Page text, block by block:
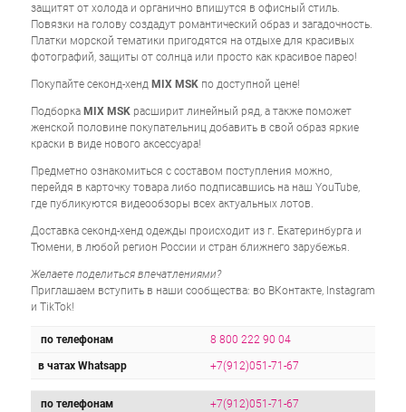
защитят от холода и органично впишутся в офисный стиль.
Повязки на голову создадут романтический образ и загадочность.
Платки морской тематики пригодятся на отдыхе для красивых
фотографий, защиты от солнца или просто как красивое парео!
Покупайте секонд-хенд MIX MSK по доступной цене!
Подборка MIX MSK расширит линейный ряд, а также поможет
женской половине покупательниц добавить в свой образ яркие
краски в виде нового аксессуара!
Предметно ознакомиться с составом поступления можно,
перейдя в карточку товара либо подписавшись на наш YouTube,
где публикуются видеообзоры всех актуальных лотов.
Доставка секонд-хенд одежды происходит из г. Екатеринбурга и
Тюмени, в любой регион России и стран ближнего зарубежья.
Желаете поделиться впечатлениями?
Приглашаем вступить в наши сообщества: во ВКонтакте, Instagram
и TikTok!
по телефонам 8 800 222 90 04
в чатах Whatsapp +7(912)051-71-67
по телефонам +7(912)051-71-67